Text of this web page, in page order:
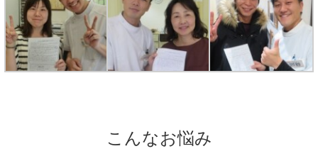
こんなお悩み